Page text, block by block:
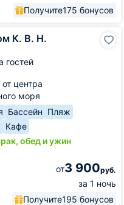
Получите175 бонусов
К. В. Н.
гостей
центра
моря
Бассейн Пляж
Кафе
обед и ужин
от3 900руб.
за 1 ночь
Получите195 бонусов